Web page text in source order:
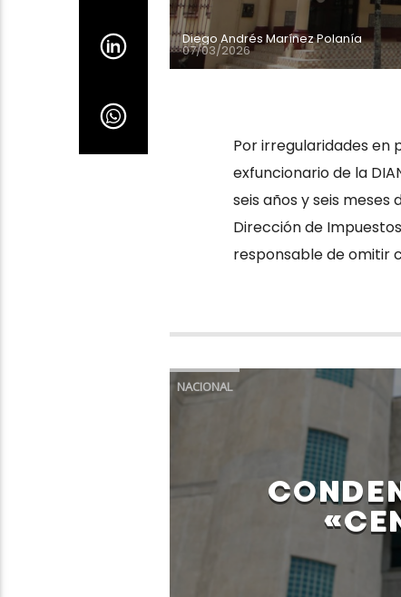
Diego Andrés Marínez Polanía
07/03/2026
Por irregularidades en
exfuncionario de la
seis años y seis meses
Dirección de
responsable de omitir
NACIONAL